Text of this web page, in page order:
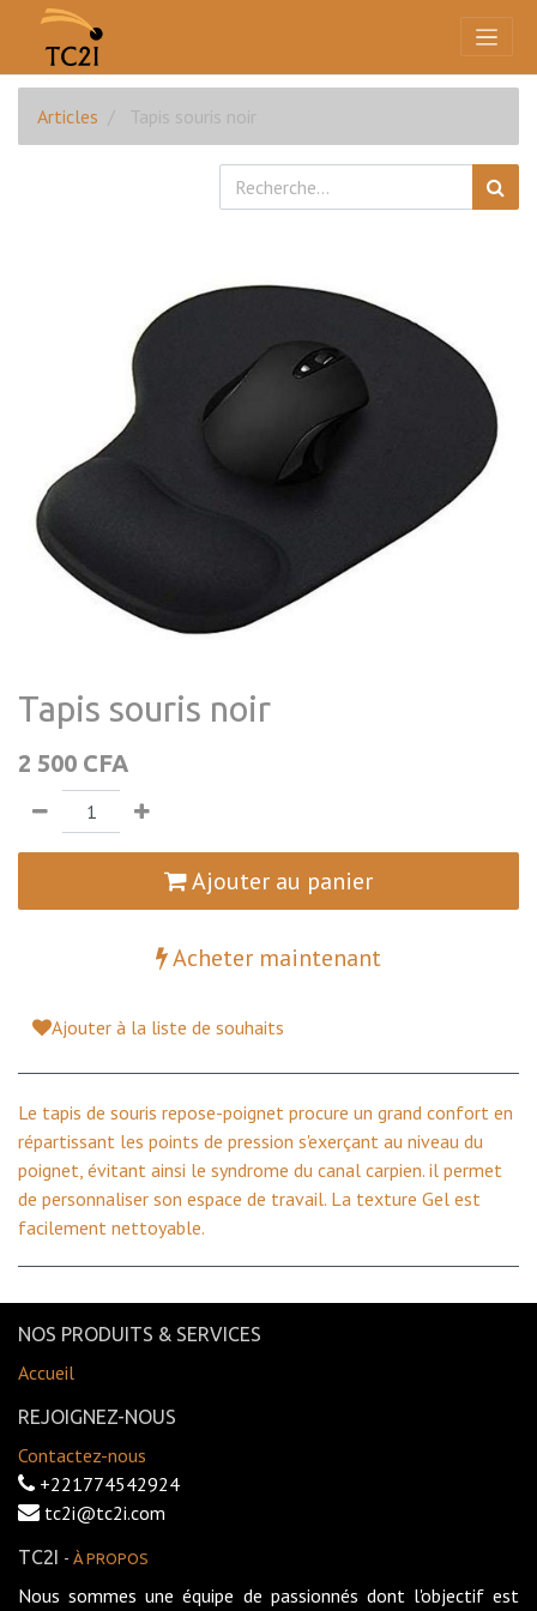
Articles Tapis souris noir
Tapis souris noir
2 500 CFA
Ajouter au panier
Acheter maintenant
Ajouter à la liste de souhaits
Le tapis de souris repose-poignet procure un grand confort en
répartissant les points de pression s'exerçant au niveau du
poignet, évitant ainsi le syndrome du canal carpien. il permet
de personnaliser son espace de travail. La texture Gel est
facilement nettoyable.
NOS PRODUITS & SERVICES
Accueil
REJOIGNEZ-NOUS
Contactez-nous
+221774542924
tc2i@tc2i.com
TC2I - À PROPOS
Nous sommes une équipe de passionnés dont l'objectif est